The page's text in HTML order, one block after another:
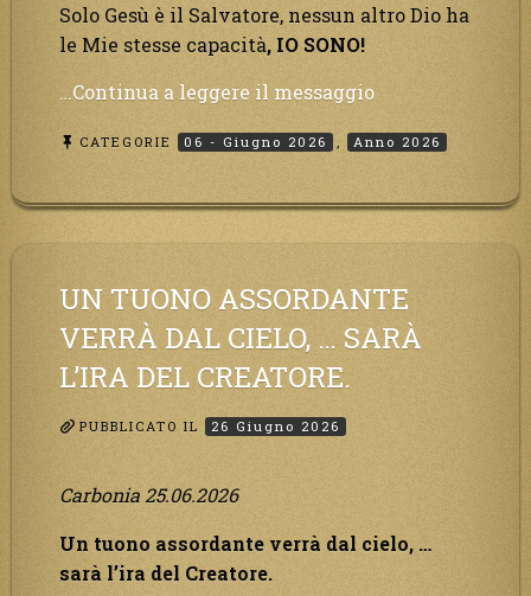
Solo Gesù è il Salvatore, nessun altro Dio ha
le Mie stesse capacità, IO SONO!
…Continua a leggere il messaggio“Inizia
tempo
grande
sarà
presa
d’assalto.”
CATEGORIE 06 - Giugno 2026 Anno 2026
UN TUONO ASSORDANTE
VERRÀ DAL CIELO, … SARÀ
L’IRA DEL CREATORE.
PUBBLICATO IL 26 Giugno 2026
Carbonia 25.06.2026
Un tuono assordante verrà dal cielo, …
sarà l’ira del Creatore.